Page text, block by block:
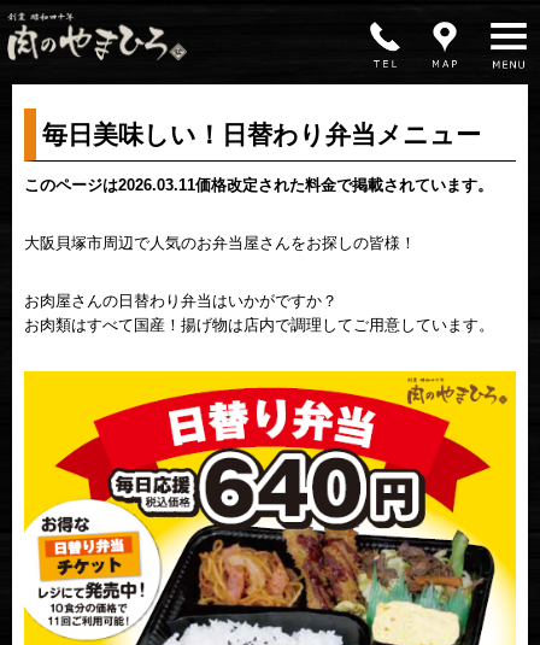
MENU
毎日美味しい！日替わり弁当メニュー
このページは2026.03.11価格改定された料金で掲載されています。
大阪貝塚市周辺で人気のお弁当屋さんをお探しの皆様！
お肉屋さんの日替わり弁当はいかがですか？
お肉類はすべて国産！揚げ物は店内で調理してご用意しています。